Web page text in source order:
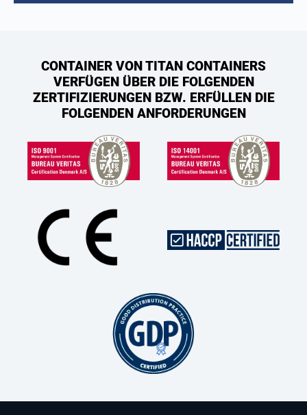
CONTAINER VON TITAN CONTAINERS
VERFÜGEN ÜBER DIE FOLGENDEN
ZERTIFIZIERUNGEN BZW. ERFÜLLEN DIE
FOLGENDEN ANFORDERUNGEN